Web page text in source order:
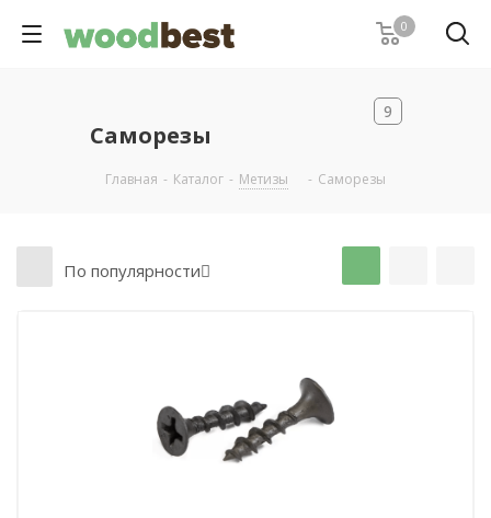
0
Саморезы
9
Главная - Каталог - Метизы - Саморезы
По популярности